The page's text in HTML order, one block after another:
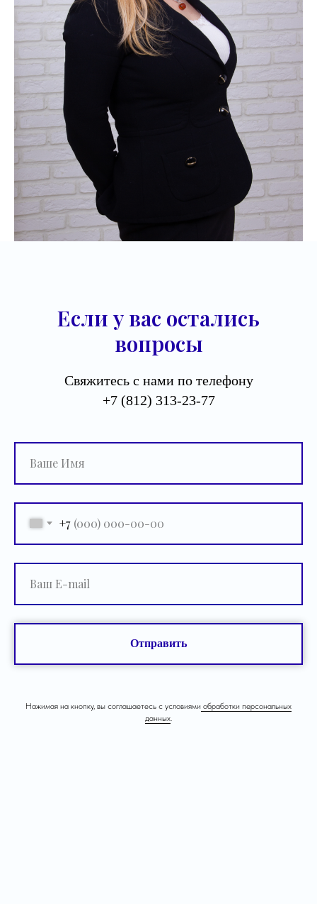
Если у вас остались
вопросы
Свяжитесь с нами по телефону
+7 (812) 313-23-77
+7
Отправить
Нажимая на кнопку, вы соглашаетесь с условиями обработки персональных
данных.